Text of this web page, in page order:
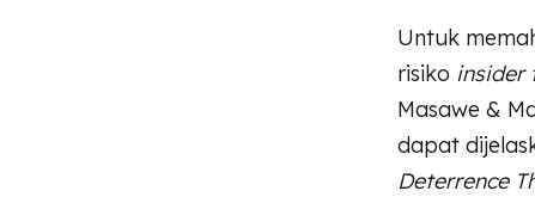
Untuk
risiko insider
Masawe &
dapat
Deterrence